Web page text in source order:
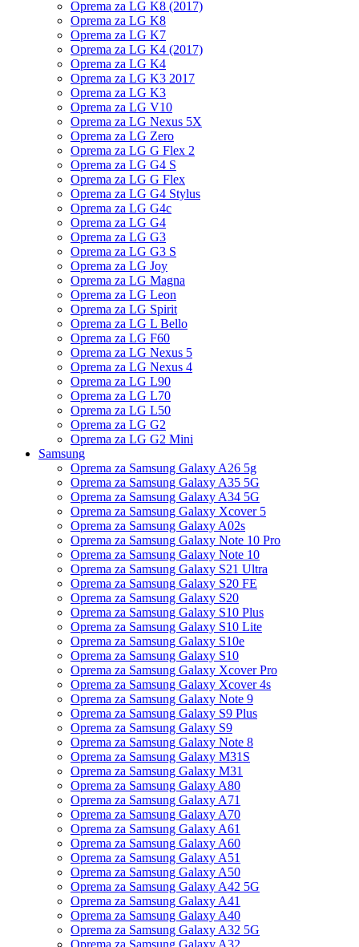
Oprema za LG K8 (2017)
Oprema za LG K8
Oprema za LG K7
Oprema za LG K4 (2017)
Oprema za LG K4
Oprema za LG K3 2017
Oprema za LG K3
Oprema za LG V10
Oprema za LG Nexus 5X
Oprema za LG Zero
Oprema za LG G Flex 2
Oprema za LG G4 S
Oprema za LG G Flex
Oprema za LG G4 Stylus
Oprema za LG G4c
Oprema za LG G4
Oprema za LG G3
Oprema za LG G3 S
Oprema za LG Joy
Oprema za LG Magna
Oprema za LG Leon
Oprema za LG Spirit
Oprema za LG L Bello
Oprema za LG F60
Oprema za LG Nexus 5
Oprema za LG Nexus 4
Oprema za LG L90
Oprema za LG L70
Oprema za LG L50
Oprema za LG G2
Oprema za LG G2 Mini
Samsung
Oprema za Samsung Galaxy A26 5g
Oprema za Samsung Galaxy A35 5G
Oprema za Samsung Galaxy A34 5G
Oprema za Samsung Galaxy Xcover 5
Oprema za Samsung Galaxy A02s
Oprema za Samsung Galaxy Note 10 Pro
Oprema za Samsung Galaxy Note 10
Oprema za Samsung Galaxy S21 Ultra
Oprema za Samsung Galaxy S20 FE
Oprema za Samsung Galaxy S20
Oprema za Samsung Galaxy S10 Plus
Oprema za Samsung Galaxy S10 Lite
Oprema za Samsung Galaxy S10e
Oprema za Samsung Galaxy S10
Oprema za Samsung Galaxy Xcover Pro
Oprema za Samsung Galaxy Xcover 4s
Oprema za Samsung Galaxy Note 9
Oprema za Samsung Galaxy S9 Plus
Oprema za Samsung Galaxy S9
Oprema za Samsung Galaxy Note 8
Oprema za Samsung Galaxy M31S
Oprema za Samsung Galaxy M31
Oprema za Samsung Galaxy A80
Oprema za Samsung Galaxy A71
Oprema za Samsung Galaxy A70
Oprema za Samsung Galaxy A61
Oprema za Samsung Galaxy A60
Oprema za Samsung Galaxy A51
Oprema za Samsung Galaxy A50
Oprema za Samsung Galaxy A42 5G
Oprema za Samsung Galaxy A41
Oprema za Samsung Galaxy A40
Oprema za Samsung Galaxy A32 5G
Oprema za Samsung Galaxy A32